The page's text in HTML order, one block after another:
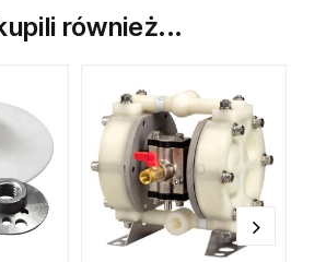
również...